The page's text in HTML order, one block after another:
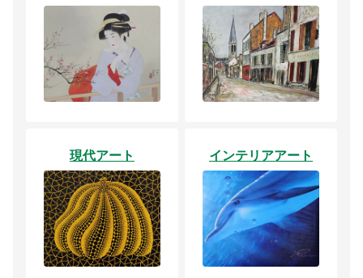
現代アート インテリアアート